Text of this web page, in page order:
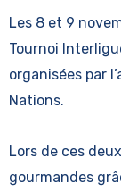
Les 8 et 9
Tournoi
organisées par
Nations.
Lors de ces
gourmandes